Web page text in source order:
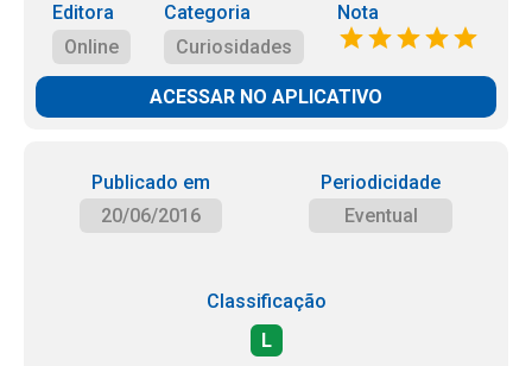
Editora
Online
Categoria
Curiosidades
Nota
ACESSAR NO APLICATIVO
Publicado em
20/06/2016
Periodicidade
Eventual
Classificação
L